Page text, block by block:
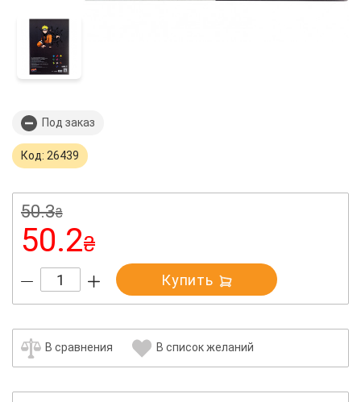
Под заказ
Код: 26439
50.3₴
50.2₴
Купить
В сравнения В список желаний